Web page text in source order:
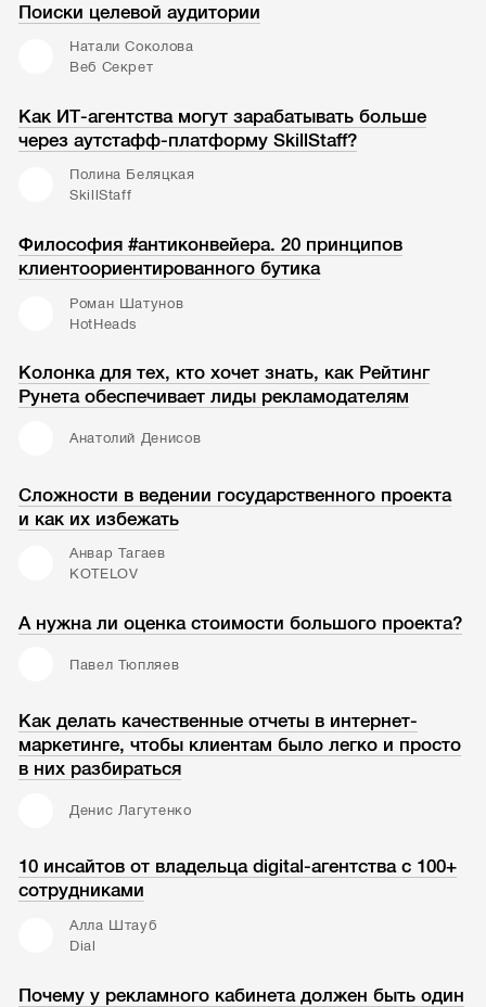
Поиски целевой аудитории
Натали Соколова
Веб Секрет
Как ИТ-агентства могут зарабатывать больше
через аутстафф-платформу SkillStaff?
Полина Беляцкая
SkillStaff
Философия #антиконвейера. 20 принципов
клиентоориентированного бутика
Роман Шатунов
HotHeads
Колонка для тех, кто хочет знать, как Рейтинг
Рунета обеспечивает лиды рекламодателям
Анатолий Денисов
Сложности в ведении государственного проекта
и как их избежать
Анвар Тагаев
KOTELOV
А нужна ли оценка стоимости большого проекта?
Павел Тюпляев
Как делать качественные отчеты в интернет-
маркетинге, чтобы клиентам было легко и просто
в них разбираться
Денис Лагутенко
10 инсайтов от владельца digital-агентства с 100+
сотрудниками
Алла Штауб
Dial
Почему у рекламного кабинета должен быть один